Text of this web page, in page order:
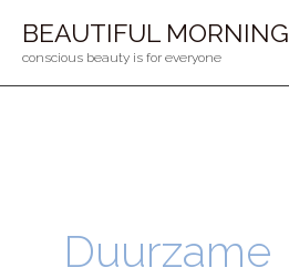
naarBEAUTIFUL MORNING
conscious beauty is for everyone
Duurzame